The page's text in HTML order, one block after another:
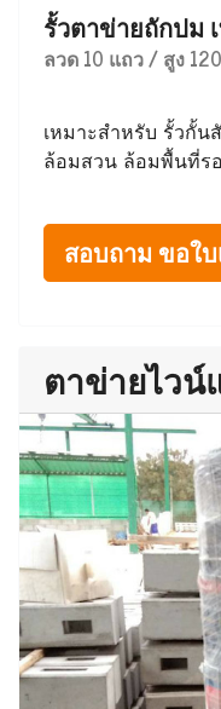
รั้วตาข่ายถักปม
ลวด 10 แถว / สูง
เหมาะสำหรับ รั้วกั้น
ล้อมสวน ล้อมพื้นที่ร
สอบถาม ขอใ
ตาข่ายไวน์